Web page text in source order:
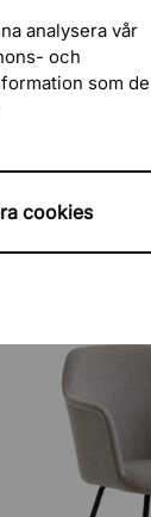
analysera vår
och
som de
cookies